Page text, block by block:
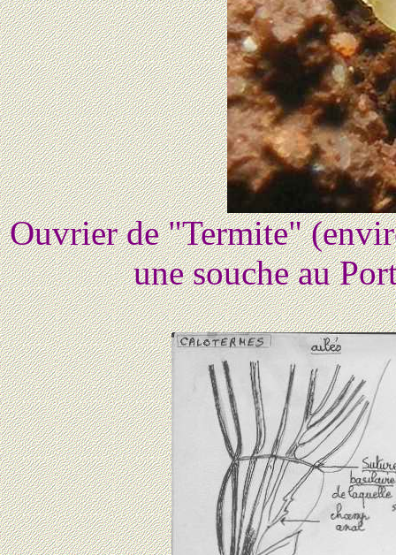
Ouvrier de "Termite"
une souche au